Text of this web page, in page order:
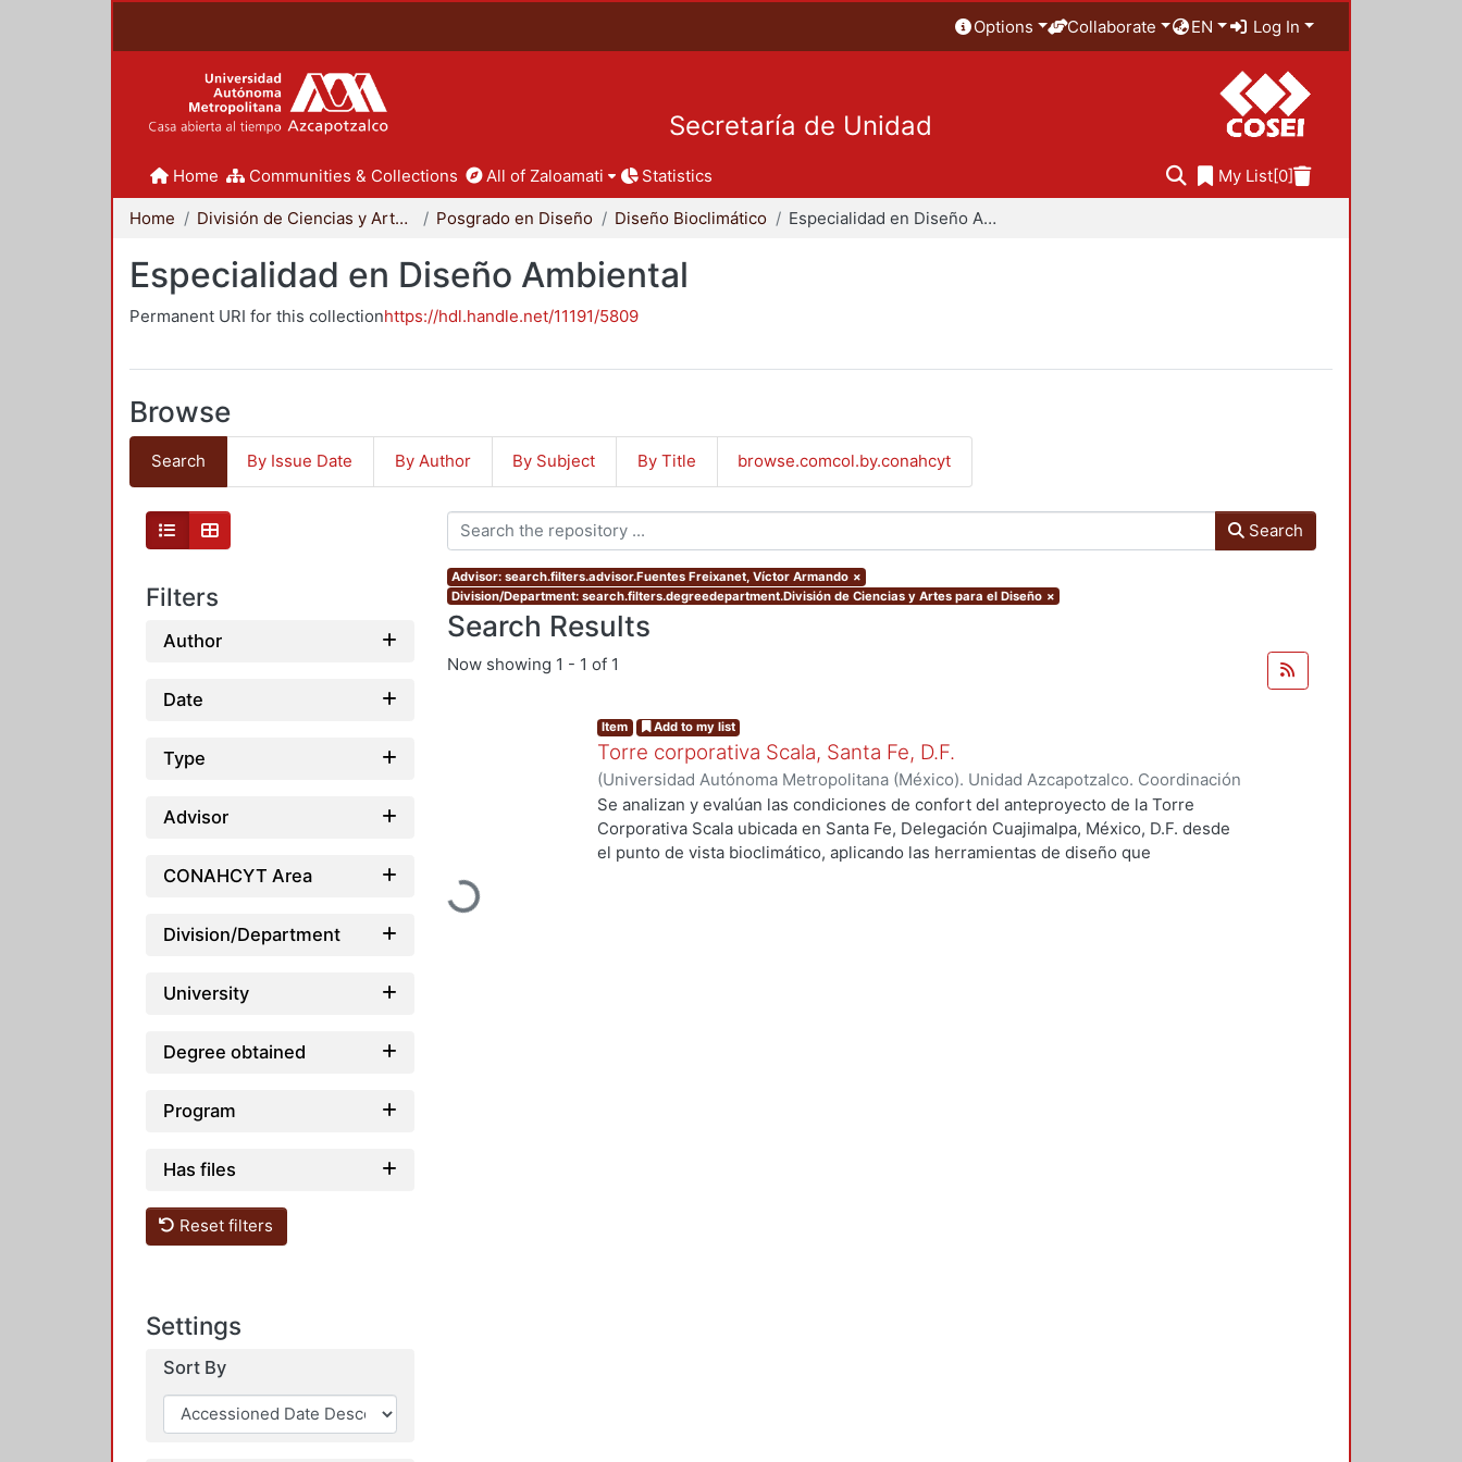
Options Collaborate EN Log In
Secretaría de Unidad
Home Communities & Collections All of Zaloamati Statistics My List[0]
Home División de Ciencias y Artes para el Diseño Posgrado en Diseño Diseño Bioclimático Especialidad en Diseño Ambiental
Especialidad en Diseño Ambiental
Permanent URI for this collectionhttps://hdl.handle.net/11191/5809
Browse
Search By Issue Date By Author By Subject By Title browse.comcol.by.conahcyt
Filters
Author
Date
Type
Advisor
CONAHCYT Area
Division/Department
University
Degree obtained
Program
Has files
Reset filters
Settings
Sort By
Search
Advisor: search.filters.advisor.Fuentes Freixanet, Víctor Armando ×
Division/Department: search.filters.degreedepartment.División de Ciencias y Artes para el Diseño ×
Search Results
Now showing 1 - 1 of 1
Loading...
Item Add to my list
Torre corporativa Scala, Santa Fe, D.F.
(Universidad Autónoma Metropolitana (México). Unidad Azcapotzalco. Coordinación
de Servicios de Información.,1999)Corro Eguia, Guillermo Heriberto
Se analizan y evalúan las condiciones de confort del anteproyecto de la Torre
Corporativa Scala ubicada en Santa Fe, Delegación Cuajimalpa, México, D.F. desde
el punto de vista bioclimático, aplicando las herramientas de diseño que